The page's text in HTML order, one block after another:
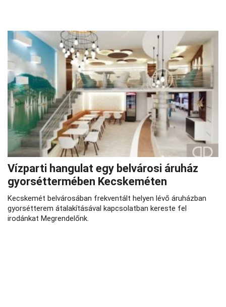
Vízparti hangulat egy belvárosi áruház
gyorséttermében Kecskeméten
Kecskemét belvárosában frekventált helyen lévő áruházban
gyorsétterem átalakításával kapcsolatban kereste fel
irodánkat Megrendelőnk.